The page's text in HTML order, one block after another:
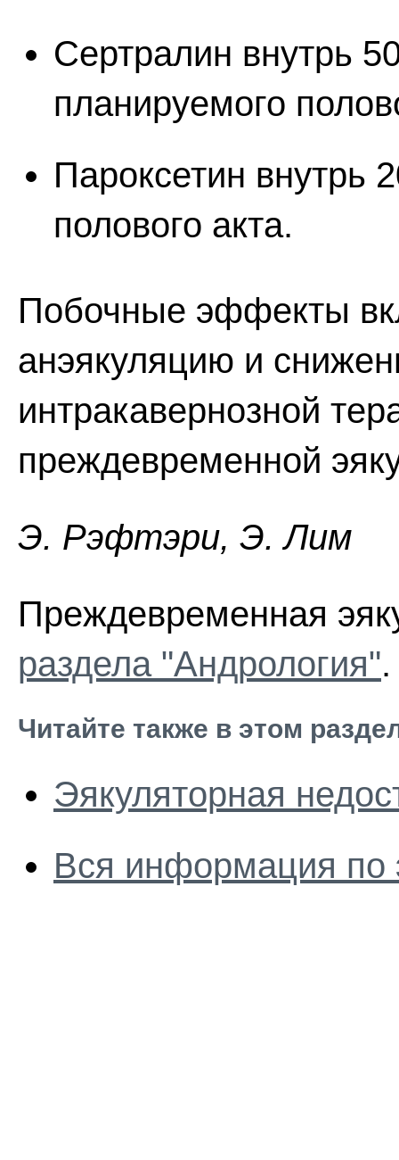
Сертралин внутрь
планируемого
Пароксетин внутрь
полового акта.
Побочные эффекты
анэякуляцию и
интракавернозной
преждевременной
Э. Pэфтэpи, Э. Лим
Преждевременная
раздела "Андрология".
Читайте также в этом
Эякуляторная
Вся информация по